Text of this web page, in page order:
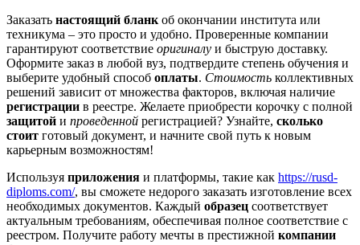
Заказать настоящий бланк об окончании института или
техникума – это просто и удобно. Проверенные компании
гарантируют соответствие оригиналу и быструю доставку.
Оформите заказ в любой вуз, подтвердите степень обучения и
выберите удобный способ оплаты. Стоимость коллективных
решений зависит от множества факторов, включая наличие
регистрации в реестре. Желаете приобрести корочку с полной
защитой и проведенной регистрацией? Узнайте, сколько
стоит готовый документ, и начните свой путь к новым
карьерным возможностям!
Используя приложения и платформы, такие как https://rusd-
diploms.com/, вы сможете недорого заказать изготовление всех
необходимых документов. Каждый образец соответствует
актуальным требованиям, обеспечивая полное соответствие с
реестром. Получите работу мечты в престижной компании